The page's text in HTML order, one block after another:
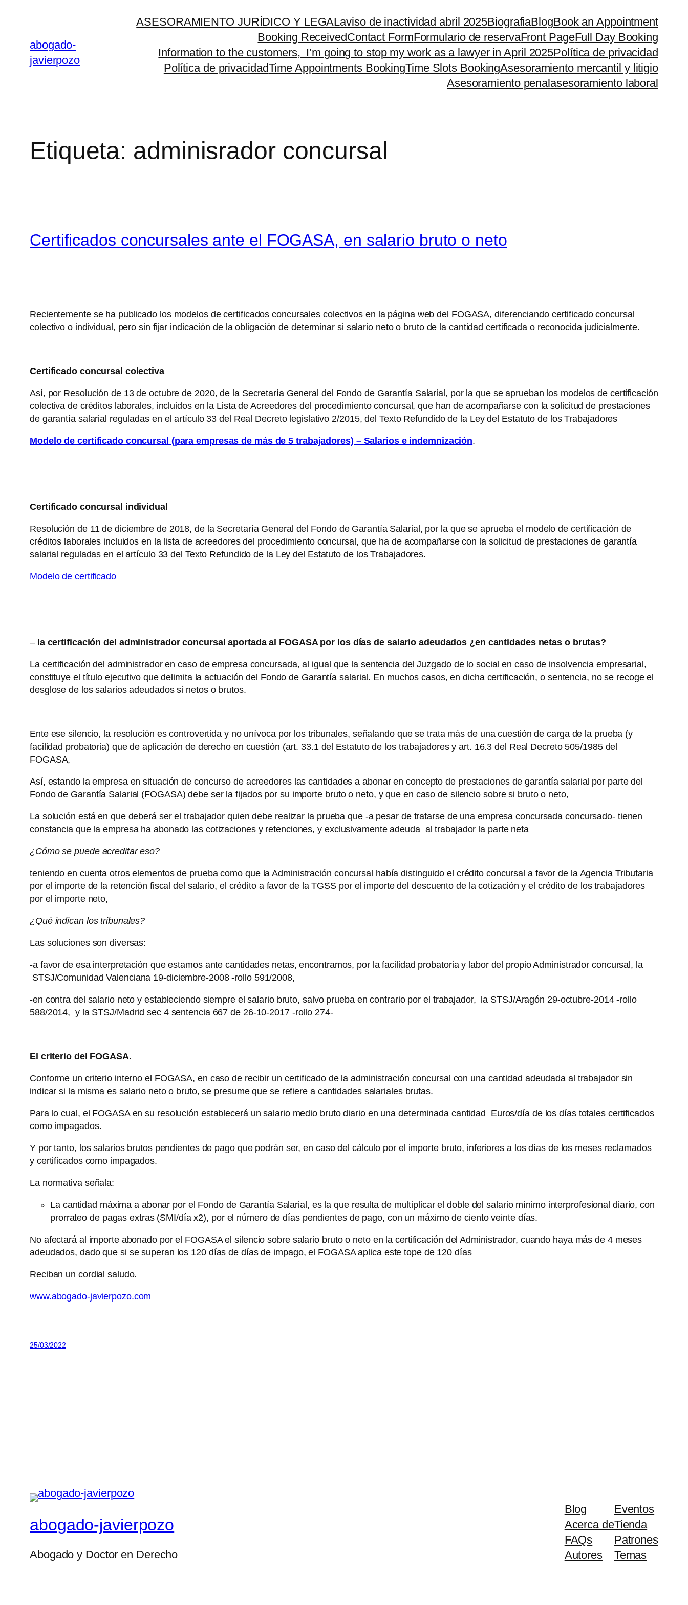
contenidoabogado-
javierpozo
ASESORAMIENTO JURÍDICO Y LEGALaviso de inactividad abril 2025BiografiaBlogBook an Appointment
Booking ReceivedContact FormFormulario de reservaFront PageFull Day Booking
Information to the customers, I’m going to stop my work as a lawyer in April 2025Política de privacidad
Política de privacidadTime Appointments BookingTime Slots BookingAsesoramiento mercantil y litigio
Asesoramiento penalasesoramiento laboral
Etiqueta: adminisrador concursal
Certificados concursales ante el FOGASA, en salario bruto o neto
Recientemente se ha publicado los modelos de certificados concursales colectivos en la página web del FOGASA, diferenciando certificado concursal
colectivo o individual, pero sin fijar indicación de la obligación de determinar si salario neto o bruto de la cantidad certificada o reconocida judicialmente.
Certificado concursal colectiva
Así, por Resolución de 13 de octubre de 2020, de la Secretaría General del Fondo de Garantía Salarial, por la que se aprueban los modelos de certificación
colectiva de créditos laborales, incluidos en la Lista de Acreedores del procedimiento concursal, que han de acompañarse con la solicitud de prestaciones
de garantía salarial reguladas en el artículo 33 del Real Decreto legislativo 2/2015, del Texto Refundido de la Ley del Estatuto de los Trabajadores
Modelo de certificado concursal (para empresas de más de 5 trabajadores) – Salarios e indemnización.
Certificado concursal individual
Resolución de 11 de diciembre de 2018, de la Secretaría General del Fondo de Garantía Salarial, por la que se aprueba el modelo de certificación de
créditos laborales incluidos en la lista de acreedores del procedimiento concursal, que ha de acompañarse con la solicitud de prestaciones de garantía
salarial reguladas en el artículo 33 del Texto Refundido de la Ley del Estatuto de los Trabajadores.
Modelo de certificado
– la certificación del administrador concursal aportada al FOGASA por los días de salario adeudados ¿en cantidades netas o brutas?
La certificación del administrador en caso de empresa concursada, al igual que la sentencia del Juzgado de lo social en caso de insolvencia empresarial,
constituye el título ejecutivo que delimita la actuación del Fondo de Garantía salarial. En muchos casos, en dicha certificación, o sentencia, no se recoge el
desglose de los salarios adeudados si netos o brutos.
Ente ese silencio, la resolución es controvertida y no unívoca por los tribunales, señalando que se trata más de una cuestión de carga de la prueba (y
facilidad probatoria) que de aplicación de derecho en cuestión (art. 33.1 del Estatuto de los trabajadores y art. 16.3 del Real Decreto 505/1985 del
FOGASA,
Así, estando la empresa en situación de concurso de acreedores las cantidades a abonar en concepto de prestaciones de garantía salarial por parte del
Fondo de Garantía Salarial (FOGASA) debe ser la fijados por su importe bruto o neto, y que en caso de silencio sobre si bruto o neto,
La solución está en que deberá ser el trabajador quien debe realizar la prueba que -a pesar de tratarse de una empresa concursada concursado- tienen
constancia que la empresa ha abonado las cotizaciones y retenciones, y exclusivamente adeuda al trabajador la parte neta
¿Cómo se puede acreditar eso?
teniendo en cuenta otros elementos de prueba como que la Administración concursal había distinguido el crédito concursal a favor de la Agencia Tributaria
por el importe de la retención fiscal del salario, el crédito a favor de la TGSS por el importe del descuento de la cotización y el crédito de los trabajadores
por el importe neto,
¿Qué indican los tribunales?
Las soluciones son diversas:
-a favor de esa interpretación que estamos ante cantidades netas, encontramos, por la facilidad probatoria y labor del propio Administrador concursal, la
STSJ/Comunidad Valenciana 19-diciembre-2008 -rollo 591/2008,
-en contra del salario neto y estableciendo siempre el salario bruto, salvo prueba en contrario por el trabajador, la STSJ/Aragón 29-octubre-2014 -rollo
588/2014, y la STSJ/Madrid sec 4 sentencia 667 de 26-10-2017 -rollo 274-
El criterio del FOGASA.
Conforme un criterio interno el FOGASA, en caso de recibir un certificado de la administración concursal con una cantidad adeudada al trabajador sin
indicar si la misma es salario neto o bruto, se presume que se refiere a cantidades salariales brutas.
Para lo cual, el FOGASA en su resolución establecerá un salario medio bruto diario en una determinada cantidad Euros/día de los días totales certificados
como impagados.
Y por tanto, los salarios brutos pendientes de pago que podrán ser, en caso del cálculo por el importe bruto, inferiores a los días de los meses reclamados
y certificados como impagados.
La normativa señala:
La cantidad máxima a abonar por el Fondo de Garantía Salarial, es la que resulta de multiplicar el doble del salario mínimo interprofesional diario, con
prorrateo de pagas extras (SMI/día x2), por el número de días pendientes de pago, con un máximo de ciento veinte días.
No afectará al importe abonado por el FOGASA el silencio sobre salario bruto o neto en la certificación del Administrador, cuando haya más de 4 meses
adeudados, dado que si se superan los 120 días de días de impago, el FOGASA aplica este tope de 120 días
Reciban un cordial saludo.
www.abogado-javierpozo.com
25/03/2022
abogado-javierpozo
Abogado y Doctor en Derecho
Blog
Acerca de
FAQs
Autores
Eventos
Tienda
Patrones
Temas